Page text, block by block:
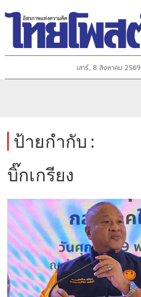
เสาร์, 8 สิงหาคม 2569
ป้ายกำกับ :
บิ๊กเกรียง